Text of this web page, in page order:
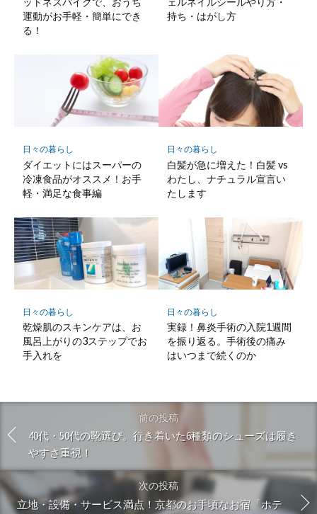
運動がお手軽・簡単にでき
る！
持ち・はがし方
日々の暮らし
ダイエットにはスーパーの
冷凍食品がオススメ！お手
軽・満足な食事編
日々の暮らし
白髪が急に増えた！白髪 vs
わたし、ナチュラル宣言い
たします
日々の暮らし
乾燥肌のスキンケアは、お
風呂上がりの3ステップでお
手入れを
日々の暮らし
実録！鼻炎手術の入院1週間
を振り返る。手術後の痛み
はいつまで続くのか
前の投稿
40代・50代の靴選び。行き着いた6種類のシューズは履き
やすさ重視！
次の投稿
立地・設備・サービス満点！京都のお手頃なお宿「ホテ